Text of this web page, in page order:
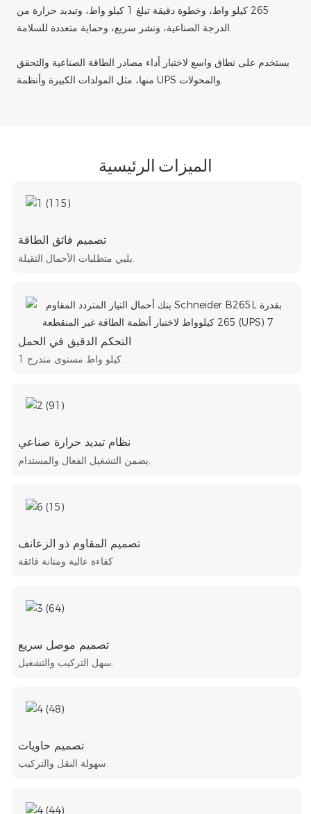
265 كيلو واط، وخطوة دقيقة تبلغ 1 كيلو واط، وتبديد حرارة من
يستخدم على نطاق واسع لاختبار أداء مصادر الطاقة الصناعية والتحقق
الميزات الرئيسية
تصميم فائق الطاقة
التحكم الدقيق في الحمل
1 كيلو واط مستوى متدرج.
نظام تبديد حرارة صناعي
يضمن التشغيل الفعال والمستدام.
تصميم المقاوم ذو الزعانف
كفاءة عالية ومتانة فائقة.
تصميم موصل سريع
سهل التركيب والتشغيل.
تصميم حاويات
سهولة النقل والتركيب.